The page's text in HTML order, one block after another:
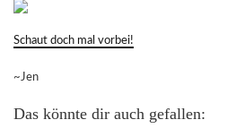
Schaut doch mal vorbei!
~Jen
Das könnte dir auch gefallen: